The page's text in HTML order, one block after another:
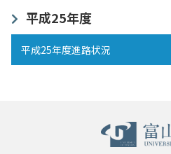
平成25年度
平成25年度進路状況